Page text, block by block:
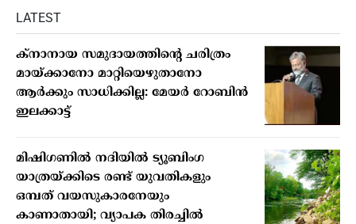
LATEST
ക്നാനായ സമുദായത്തിന്റെ ചരിത്രം
മായ്ക്കാനോ മാറ്റിയെഴുതാനോ
ആർക്കും സാധിക്കില്ല: മേയർ റോബിൻ
ഇലക്കാട്ട്
മിഷിഗണില്‍ നദിയില്‍ ട്യൂബിംഗ
യാത്രയ്ക്കിടെ രണ്ട് യുവതികളും
ഒമ്പത് വയസുകാരനേയും
കാണാതായി; വ്യാപക തിരച്ചില്‍